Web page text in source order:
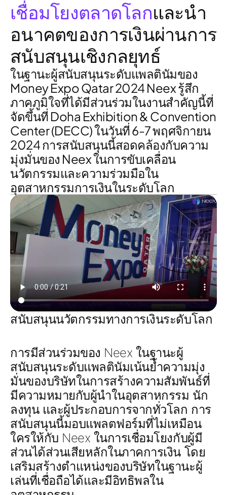
เชื่อมโยงตลาดโลกและนำ
อนาคตของการเงินผ่านการ
สนับสนุนเชิงกลยุทธ์
ในฐานะผู้สนับสนุนระดับแพลตินัมของ
Money Expo Qatar 2024 Neex รู้สึก
ภาคภูมิใจที่ได้มีส่วนร่วมในงานสำคัญนี้ที่
จัดขึ้นที่ Doha Exhibition & Convention
Center (DECC) ในวันที่ 6-7 พฤศจิกายน
2024 การสนับสนุนนี้สอดคล้องกับความ
มุ่งมั่นของ Neex ในการขับเคลื่อน
นวัตกรรมและความร่วมมือใน
อุตสาหกรรมการเงินในระดับโลก
สนับสนุนนวัตกรรมทางการเงินระดับโลก
การมีส่วนร่วมของ Neex ในฐานะผู้
สนับสนุนระดับแพลตินัมเน้นย้ำความมุ่ง
มั่นของบริษัทในการสร้างความสัมพันธ์ที่
มีความหมายกับผู้นำในอุตสาหกรรม นัก
ลงทุน และผู้ประกอบการจากทั่วโลก การ
สนับสนุนนี้มอบแพลตฟอร์มที่ไม่เหมือน
ใครให้กับ Neex ในการเชื่อมโยงกับผู้มี
ส่วนได้ส่วนเสียหลักในภาคการเงิน โดย
เสริมสร้างตำแหน่งของบริษัทในฐานะผู้
เล่นที่เชื่อถือได้และมีอิทธิพลใน